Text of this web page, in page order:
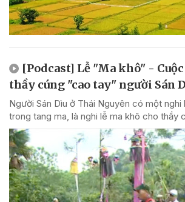
[Podcast] Lễ "Ma khô" -
thầy cúng "cao tay" người Sán
Người Sán Dìu ở Thái Nguyên có một
trong tang ma, là nghi lễ ma khô cho thầy